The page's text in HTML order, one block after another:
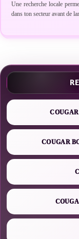
Une recherche locale
dans ton secteur avant de
COUGAR